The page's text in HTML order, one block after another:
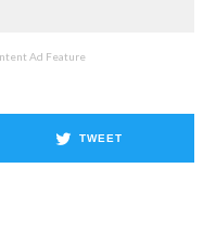
Ad Feature
TWEET